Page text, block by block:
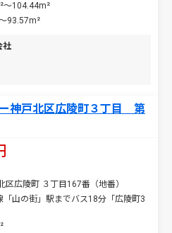
～104.44m²
93.57m²
社
神戸北区広陵町３丁目 第
区広陵町 ３丁目167番（地番）
「山の街」駅までバス18分「広陵町3